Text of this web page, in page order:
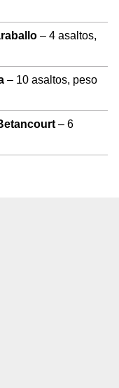
– 4 asaltos,
– 10 asaltos, peso
– 6